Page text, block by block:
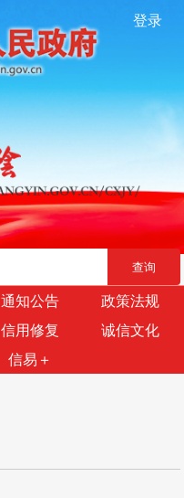
登录
通知公告
政策法规
信用修复
诚信文化
信易＋